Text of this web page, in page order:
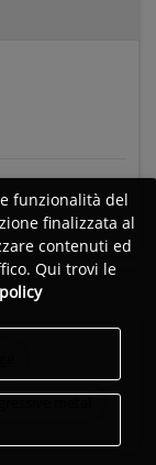
funzionalità del
finalizzata al
contenuti ed
Qui trovi le